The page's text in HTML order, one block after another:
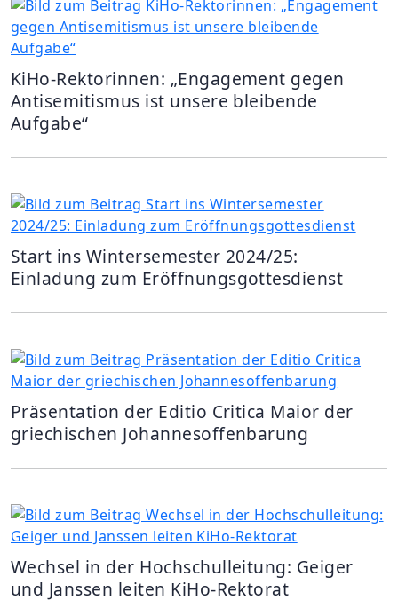
KiHo-Rektorinnen: „Engagement gegen
Antisemitismus ist unsere bleibende
Aufgabe“
Start ins Wintersemester 2024/25:
Einladung zum Eröffnungsgottesdienst
Präsentation der Editio Critica Maior der
griechischen Johannesoffenbarung
Wechsel in der Hochschulleitung: Geiger
und Janssen leiten KiHo-Rektorat